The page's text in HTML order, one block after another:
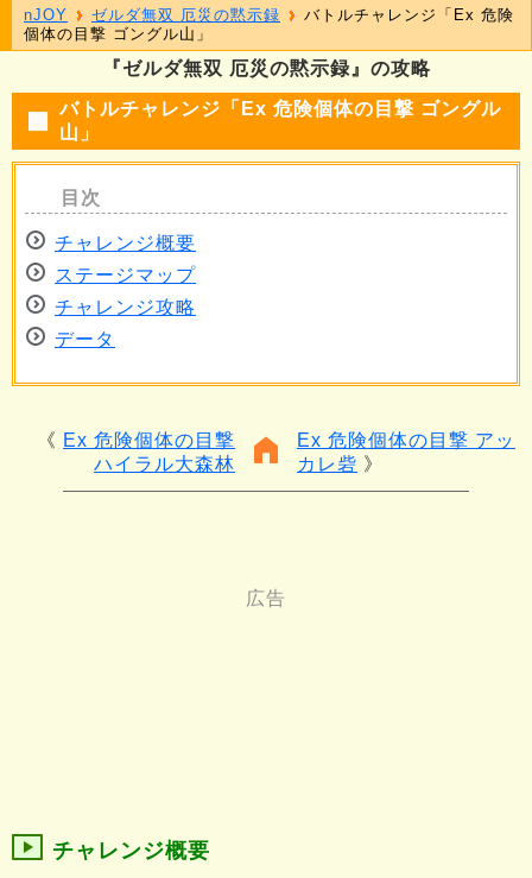
『ゼルダ無双 厄災の黙示録』の攻略
バトルチャレンジ「Ex 危険個体の目撃 ゴングル
山」
チャレンジ概要
ステージマップ
チャレンジ攻略
データ
Ex 危険個体の目撃
ハイラル大森林
Ex 危険個体の目撃 アッ
カレ砦
チャレンジ概要
nJOY ゼルダ無双 厄災の黙示録
バトルチャレンジ「Ex 危険
個体の目撃 ゴングル山」